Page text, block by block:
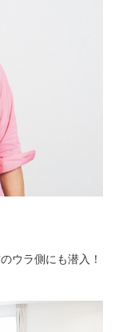
ウラ側にも潜入！